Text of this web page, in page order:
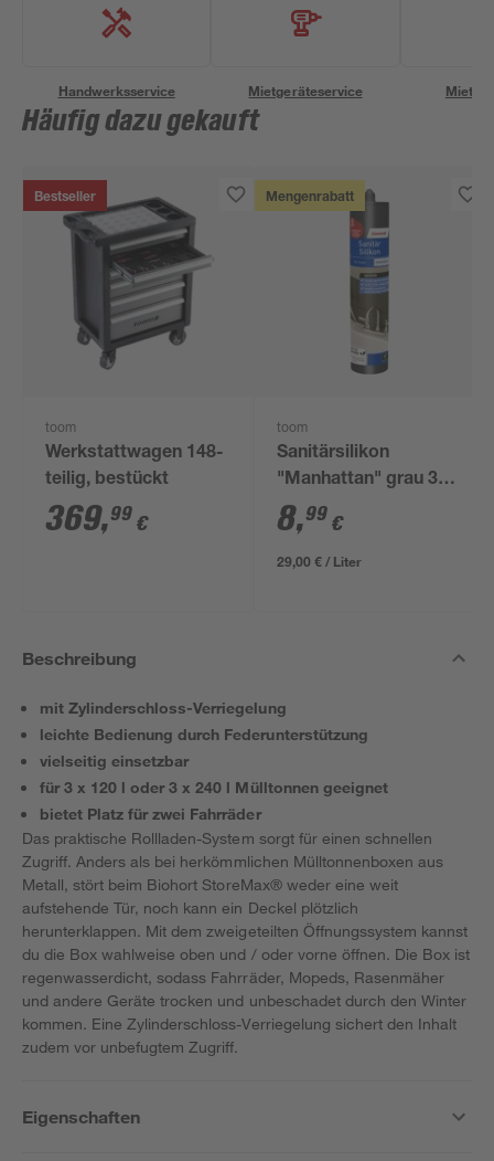
Handwerksservice Mietgeräteservice
Häufig dazu gekauft
Bestseller
toom
Werkstattwagen 148-
teilig, bestückt
369,99 €
Mengenrabatt
toom
Sanitärsilikon
"Manhattan" grau 310
ml
8,99 €
29,00 € / Liter
Beschreibung
mit Zylinderschloss-Verriegelung
leichte Bedienung durch Federunterstützung
vielseitig einsetzbar
für 3 x 120 l oder 3 x 240 l Mülltonnen geeignet
bietet Platz für zwei Fahrräder
Das praktische Rollladen-System sorgt für einen schnellen
Zugriff. Anders als bei herkömmlichen Mülltonnenboxen aus
Metall, stört beim Biohort StoreMax® weder eine weit
aufstehende Tür, noch kann ein Deckel plötzlich
herunterklappen. Mit dem zweigeteilten Öffnungssystem kannst
du die Box wahlweise oben und / oder vorne öffnen. Die Box ist
regenwasserdicht, sodass Fahrräder, Mopeds, Rasenmäher
und andere Geräte trocken und unbeschadet durch den Winter
kommen. Eine Zylinderschloss-Verriegelung sichert den Inhalt
zudem vor unbefugtem Zugriff.
Eigenschaften